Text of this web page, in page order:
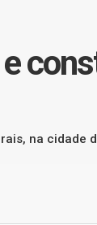
na cidade